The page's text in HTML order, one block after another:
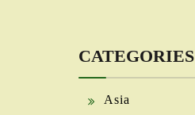
CATEGORIES
Asia